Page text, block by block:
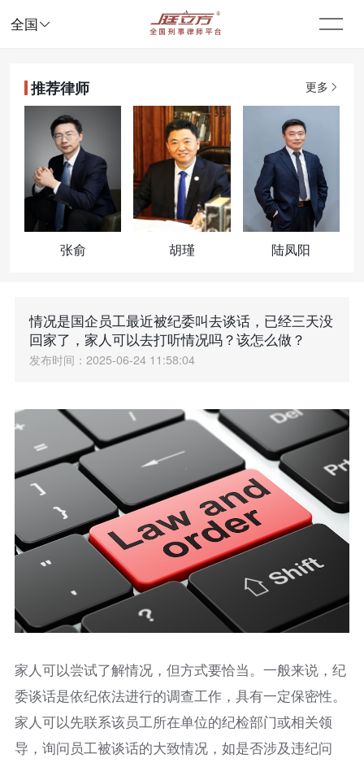
全国 
推荐律师 更多
张俞 胡瑾 陆凤阳
情况是国企员工最近被纪委叫去谈话，已经三天没
回家了，家人可以去打听情况吗？该怎么做？​
发布时间：2025-06-24 11:58:04
家人可以尝试了解情况，但方式要恰当。一般来说，纪
委谈话是依纪依法进行的调查工作，具有一定保密性。
家人可以先联系该员工所在单位的纪检部门或相关领
导，询问员工被谈话的大致情况，如是否涉及违纪问